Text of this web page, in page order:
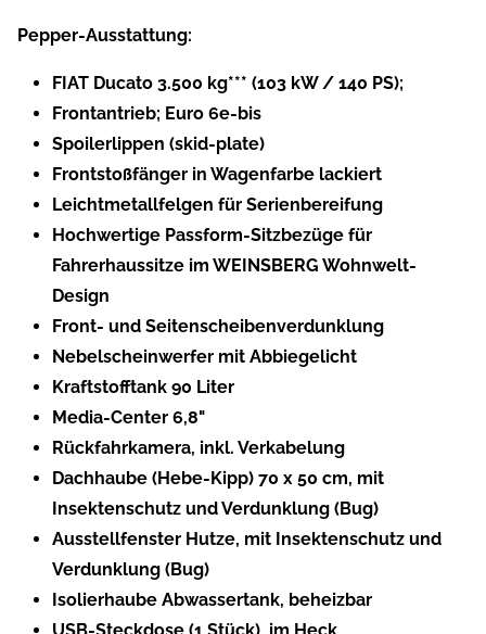
Pepper-Ausstattung:
FIAT Ducato 3.500 kg*** (103 kW / 140 PS);
Frontantrieb; Euro 6e-bis
Spoilerlippen (skid-plate)
Frontstoßfänger in Wagenfarbe lackiert
Leichtmetallfelgen für Serienbereifung
Hochwertige Passform-Sitzbezüge für
Fahrerhaussitze im WEINSBERG Wohnwelt-
Design
Front- und Seitenscheibenverdunklung
Nebelscheinwerfer mit Abbiegelicht
Kraftstofftank 90 Liter
Media-Center 6,8"
Rückfahrkamera, inkl. Verkabelung
Dachhaube (Hebe-Kipp) 70 x 50 cm, mit
Insektenschutz und Verdunklung (Bug)
Ausstellfenster Hutze, mit Insektenschutz und
Verdunklung (Bug)
Isolierhaube Abwassertank, beheizbar